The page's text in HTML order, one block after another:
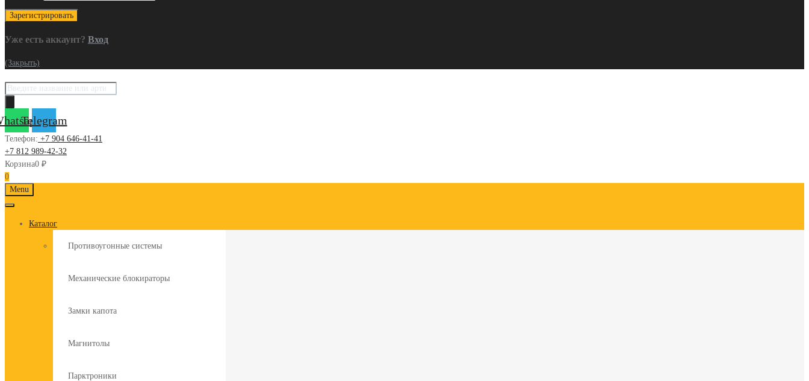
Уже есть аккаунт? Вход
(Закрыть)
Поиск
Telegram
Телефон: +7 904 646-41-41
+7 812 989-42-32
Корзина0 ₽
0
Skip
to
Menu
Каталог
Противоугонные системы
Механические блокираторы
Замки капота
Магнитолы
Парктроники